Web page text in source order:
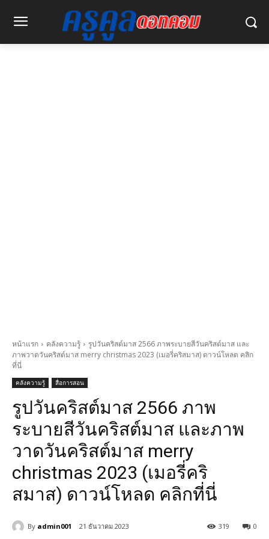
หน้าแรก คลังความรู้
รูปวันคริสต์มาส 2566 ภาพระบายสีวันคริสต์มาส และ
ภาพวาดวันคริสต์มาส merry christmas 2023 (เมอรี่คริสมาส) ดาวน์โหลด คลิก
ที่นี่
คลังความรู้ สื่อการสอน
รูปวันคริสต์มาส 2566 ภาพ
ระบายสีวันคริสต์มาส และภาพ
วาดวันคริสต์มาส merry
christmas 2023 (เมอรี่คริ
สมาส) ดาวน์โหลด คลิกที่นี่
By admin001 21 ธันวาคม 2023 0
319